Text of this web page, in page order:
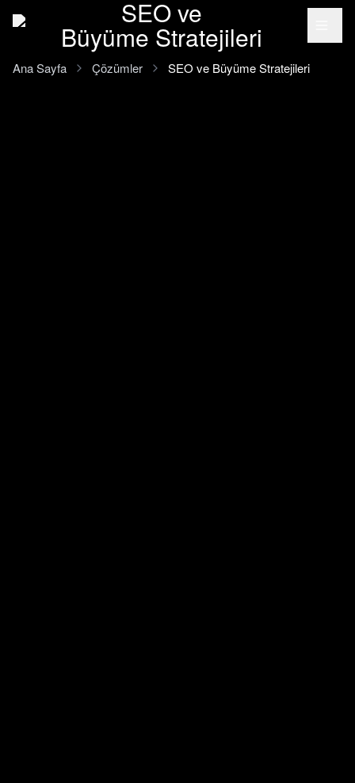
SEO ve
Büyüme Stratejileri
Ana Sayfa Çözümler SEO ve Büyüme Stratejileri